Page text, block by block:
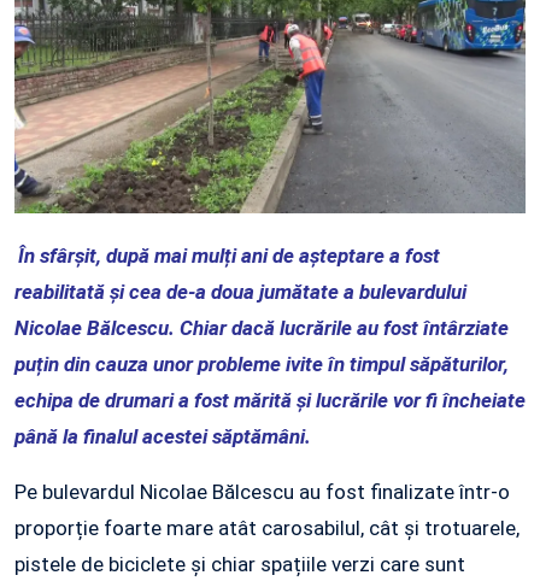
În sfârșit, după mai mulți ani de așteptare a fost
reabilitată și cea de-a doua jumătate a bulevardului
Nicolae Bălcescu. Chiar dacă lucrările au fost întârziate
puțin din cauza unor probleme ivite în timpul săpăturilor,
echipa de drumari a fost mărită și lucrările vor fi încheiate
până la finalul acestei săptămâni.
Pe bulevardul Nicolae Bălcescu au fost finalizate într-o
proporție foarte mare atât carosabilul, cât și trotuarele,
pistele de biciclete și chiar spațiile verzi care sunt